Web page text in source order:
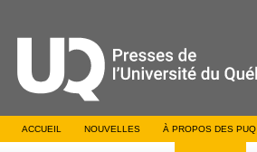
ACCUEIL NOUVELLES À PROPOS DES PUQ